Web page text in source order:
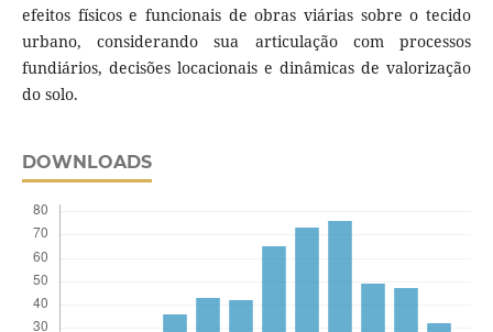
efeitos físicos e funcionais de obras viárias sobre o tecido
urbano, considerando sua articulação com processos
fundiários, decisões locacionais e dinâmicas de valorização
do solo.
DOWNLOADS